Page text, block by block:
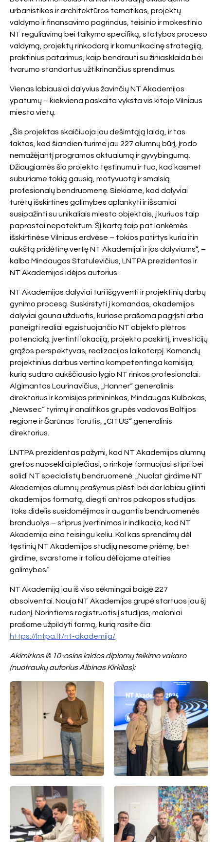
urbanistikos ir architektūros tematikas, projektų
valdymo ir finansavimo pagrindus, teisinio ir mokestinio
NT reguliavimą bei taikymo specifiką, statybos proceso
valdymą, projektų rinkodarą ir komunikacinę strategiją,
praktinius patarimus, kaip bendrauti su žiniasklaida bei
tvarumo standartus užtikrinančius sprendimus.
Vienas labiausiai dalyvius žavinčių NT Akademijos
ypatumų – kiekviena paskaita vyksta vis kitoje Vilniaus
miesto vietų.
„Šis projektas skaičiuoja jau dešimtąją laidą, ir tas
faktas, kad šiandien turime jau 227 alumnų būrį, įrodo
nemažėjantį programos aktualumą ir gyvybingumą.
Džiaugiamės šio projekto tęstinumu ir tuo, kad kasmet
suburiame tokią gausią, motyvuotą ir smalsią
profesionalų bendruomenę. Siekiame, kad dalyviai
turėtų išskirtines galimybes aplankyti ir išsamiai
susipažinti su unikaliais miesto objektais, į kuriuos taip
paprastai nepatektum. Šį kartą taip pat lankėmės
išskirtinėse Vilniaus erdvėse – tokios patirtys kuria itin
aukštą pridėtinę vertę NT Akademijai ir jos dalyviams“, –
kalba Mindaugas Statulevičius, LNTPA prezidentas ir
NT Akademijos idėjos autorius.
NT Akademijos dalyviai turi išgyventi ir projektinių darbų
gynimo procesą. Suskirstyti į komandas, akademijos
dalyviai gauna užduotis,
kuriose prašoma pagrįsti arba
paneigti realiai egzistuojančio NT objekto plėtros
potencialą: įvertinti lokaciją, projekto paskirtį, investicijų
grąžos perspektyvas, realizacijos laikotarpį. Komandų
projektinius darbus vertina kompetentinga komisija,
kurią sudaro aukščiausio lygio NT rinkos profesionalai:
Algimantas Laurinavičius, „Hanner“ generalinis
direktorius ir komisijos primininkas, Mindaugas Kulbokas,
„Newsec“ tyrimų ir analitikos grupės vadovas Baltijos
regione ir Šarūnas Tarutis, „CITUS“ generalinis
direktorius.
LNTPA prezidentas pažymi, kad NT Akademijos alumnų
gretos nuosekliai plečiasi, o rinkoje formuojasi stipri bei
solidi NT specialistų bendruomenė: „Nuolat girdime NT
Akademijos alumnų prašymus plėsti bei dar labiau gilinti
akademijos formatą, diegti antros pakopos studijas.
Toks didelis susidomėjimas ir augantis bendruomenės
branduolys – stiprus įvertinimas ir indikacija, kad NT
Akademija eina teisingu keliu. Kol kas sprendimų dėl
tęstinių NT Akademijos studijų nesame priėmę, bet
girdime, svarstome ir toliau dėliojame ateities
galimybes.“
NT Akademiją jau iš viso sėkmingai baigė 227
absolventai. Nauja NT Akademijos grupė startuos jau šį
rudenį. Norintiems registruotis į studijas, maloniai
prašome užpildyti formą, kurią rasite čia:
https://lntpa.lt/nt-akademija/
Akimirkos iš 10-osios laidos diplomų teikimo vakaro
(nuotraukų autorius Albinas Kirkilas):